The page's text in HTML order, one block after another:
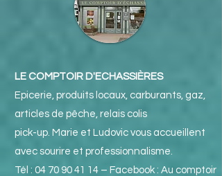
LE COMPTOIR D'ECHASSIÈRES
Epicerie, produits locaux, carburants, gaz,
articles de pêche, relais colis
pick-up. Marie et Ludovic vous accueillent
avec sourire et professionnalisme.
Tél : 04 70 90 41 14– Facebook : Au comptoir